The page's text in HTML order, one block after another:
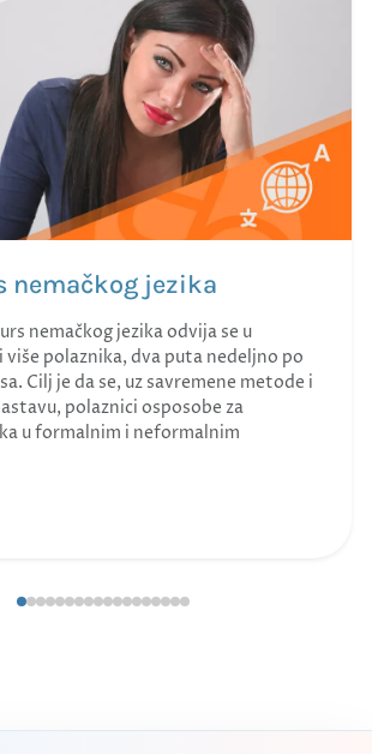
nemačkog jezika
nemačkog jezika odvija se u
više polaznika, dva puta nedeljno po
Cilj je da se, uz savremene metode i
polaznici osposobe za
u formalnim i neformalnim